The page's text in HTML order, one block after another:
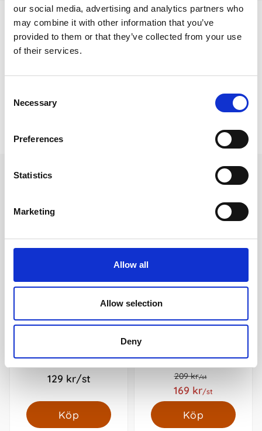
our social media, advertising and analytics partners who
may combine it with other information that you’ve
provided to them or that they’ve collected from your use
of their services.
Selection
Necessary
Preferences
Statistics
Marketing
Allow all
Allow selection
Deny
Relaterade kategorier
Skolkalender
Skolkalender /Elevkalendrar Lines
Lägsta pris senaste 30 dagarna är 179 kr (2026-08-09)
A5 Honey
129 kr/st
Köp
Vecka per uppslag Aloe
Vera
209 kr/st
169 kr/st
Köp